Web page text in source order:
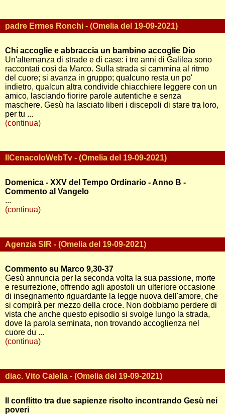
padre Ermes Ronchi - (Omelia del 19-09-2021)
Chi accoglie e abbraccia un bambino accoglie Dio
Un'alternanza di strade e di case: i tre anni di Galilea sono
raccontati così da Marco. Sulla strada si cammina al ritmo
del cuore; si avanza in gruppo; qualcuno resta un po'
indietro, qualcun altra condivide chiacchiere leggere con un
amico, lasciando fiorire parole autentiche e senza
maschere. Gesù ha lasciato liberi i discepoli di stare tra loro,
per tu ...
(continua)
IlCenacoloWebTv - (Omelia del 19-09-2021)
Domenica - XXV del Tempo Ordinario - Anno B -
Commento al Vangelo
...
(continua)
Agenzia SIR - (Omelia del 19-09-2021)
Commento su Marco 9,30-37
Gesù annuncia per la seconda volta la sua passione, morte
e resurrezione, offrendo agli apostoli un ulteriore occasione
di insegnamento riguardante la legge nuova dell'amore, che
si compirà per mezzo della croce. Non dobbiamo perdere di
vista che anche questo episodio si svolge lungo la strada,
dove la parola seminata, non trovando accoglienza nel
cuore du ...
(continua)
diac. Vito Calella - (Omelia del 19-09-2021)
Il conflitto tra due sapienze risolto incontrando Gesù nei
poveri